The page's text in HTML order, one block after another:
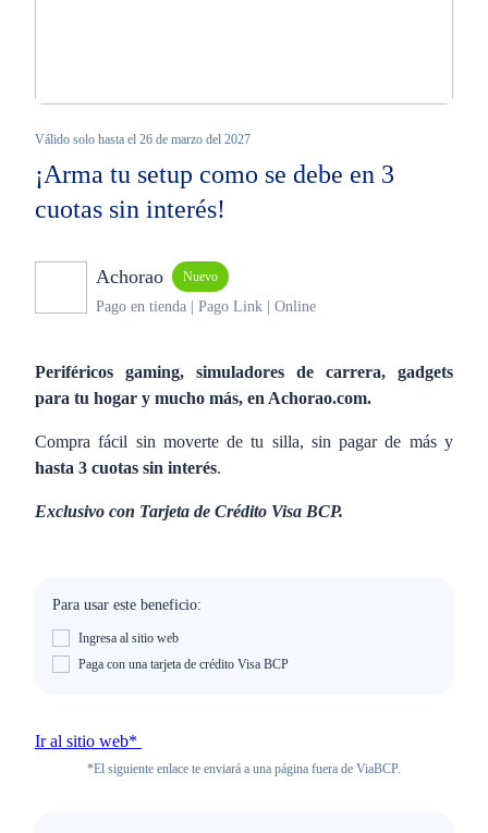
Válido solo hasta el 26 de marzo del 2027
¡Arma tu setup como se debe en 3
cuotas sin interés!
Achorao Nuevo
Pago en tienda | Pago Link | Online
Periféricos gaming, simuladores de carrera, gadgets
para tu hogar y mucho más, en Achorao.com.
Compra fácil sin moverte de tu silla, sin pagar de más y
hasta 3 cuotas sin interés.
Exclusivo con Tarjeta de Crédito Visa BCP.
Para usar este beneficio:
Ingresa al sitio web
Paga con una tarjeta de crédito Visa BCP
Ir al sitio web*
*El siguiente enlace te enviará a una página fuera de ViaBCP.